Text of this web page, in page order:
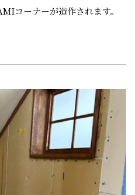
コーナーが造作されます。